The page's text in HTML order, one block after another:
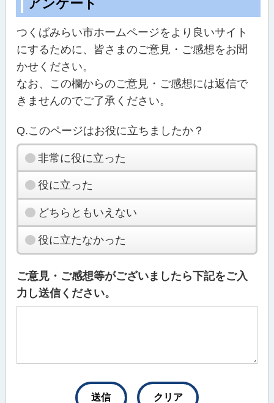
アンケート
つくばみらい市ホームページをより良いサイト
にするために、皆さまのご意見・ご感想をお聞
かせください。
なお、この欄からのご意見・ご感想には返信で
きませんのでご了承ください。
Q.このページはお役に立ちましたか？
非常に役に立った
役に立った
どちらともいえない
役に立たなかった
ご意見・ご感想等がございましたら下記をご入
力し送信ください。